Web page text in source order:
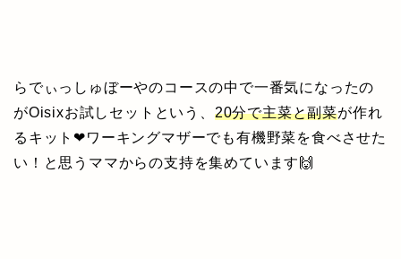
らでぃっしゅぼーやのコースの中で一番気になったの
がOisixお試しセットという、 20分で主菜と副菜が作れ
るキット❤ワーキングマザーでも有機野菜を食べさせた
い！と思うママからの支持を集めています🙌